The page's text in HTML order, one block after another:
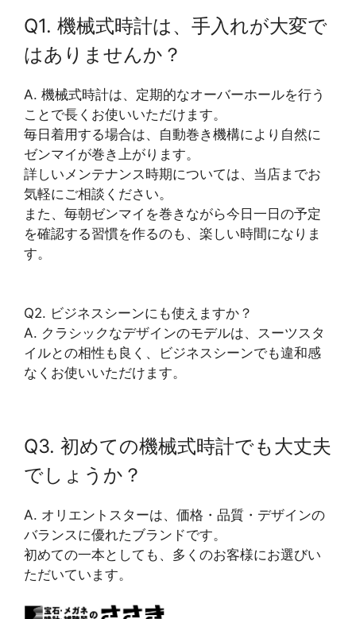
Q1. 機械式時計は、手入れが大変で
はありませんか？
A. 機械式時計は、定期的なオーバーホールを行う
ことで長くお使いいただけます。
毎日着用する場合は、自動巻き機構により自然に
ゼンマイが巻き上がります。
詳しいメンテナンス時期については、当店までお
気軽にご相談ください。
また、毎朝ゼンマイを巻きながら今日一日の予定
を確認する習慣を作るのも、楽しい時間になりま
す。
Q2. ビジネスシーンにも使えますか？
A. クラシックなデザインのモデルは、スーツスタ
イルとの相性も良く、ビジネスシーンでも違和感
なくお使いいただけます。
Q3. 初めての機械式時計でも大丈夫
でしょうか？
A. オリエントスターは、価格・品質・デザインの
バランスに優れたブランドです。
初めての一本としても、多くのお客様にお選びい
ただいています。